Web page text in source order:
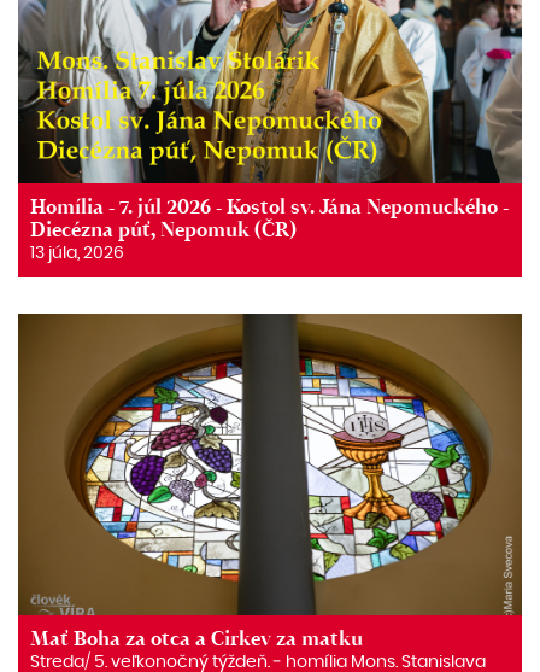
Homília - 7. júl 2026 - Kostol sv. Jána Nepomuckého -
Diecézna púť, Nepomuk (ČR)
13 júla, 2026
Mať Boha za otca a Cirkev za matku
Streda/ 5. veľkonočný týždeň. ‒ homília Mons. Stanislava